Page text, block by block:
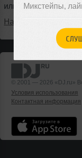
Микстейпы,
или на следующий
Написать в @DjruBot
© 2001 — 2026 «DJ.ru»
Условия использования
Контактная информация